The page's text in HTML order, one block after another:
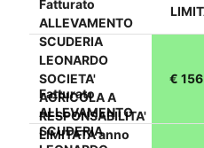
Fatturato
ALLEVAMENTO
SCUDERIA
LEONARDO
SOCIETA'
AGRICOLA A
RESPONSABILITA'
LIMITATA anno
€
Fatturato
ALLEVAMENTO
SCUDERIA